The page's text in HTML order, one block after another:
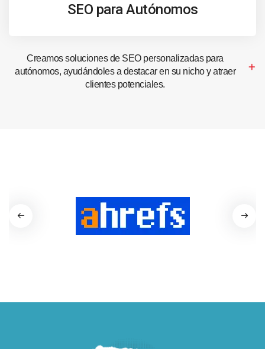
SEO para Autónomos
Creamos soluciones de SEO personalizadas para
autónomos, ayudándoles a destacar en su nicho y atraer
clientes potenciales.